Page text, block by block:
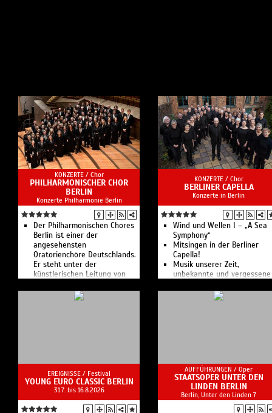
KONZERTE / Chor
PHILHARMONISCHER CHOR
BERLIN
Konzerte Philharmonie Berlin
Der Philharmonischen Chores
Berlin ist einer der
angesehensten
Oratorienchöre Deutschlands.
Er steht unter der
künstlerischen Leitung von
KONZERTE / Chor
BERLINER CAPELLA
Konzerte in Berlin
Wind und Wellen I – „A Sea
Symphony“
Mitsingen in der Berliner
Capella!
Musik unserer Zeit,
unbekannte und vergessene
Werke von Komponistinnen
sind Schwerpunkte im
EREIGNISSE / Festival
YOUNG EURO CLASSIC BERLIN
31.7. bis 16.8.2026
AUFFÜHRUNGEN / Oper
STAATSOPER UNTER DEN
LINDEN BERLIN
Berlin, Unter den Linden 7